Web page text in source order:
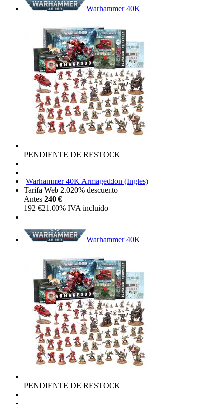
Warhammer 40K
PENDIENTE DE RESTOCK
Warhammer 40K Armageddon (Ingles)
Tarifa Web 2.020% descuento
Antes 240 €
192 €21.00% IVA incluido
Warhammer 40K
PENDIENTE DE RESTOCK